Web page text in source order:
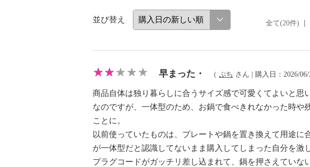
並び替え 全て(20件)
早まった・ （ ぷち さん | 購入日：2026/06/
商品自体は独り暮らしに合うサイズ感で可愛くてよいと思
なのですが、一体型のため、お鍋で食べきれなかった時
ことに。
以前使っていたものは、プレートや鍋を置き換えて用途
が一体型だと認識してないまま購入してしまった自分を激
プラグコードがガッチリ差し込まれて、鍋を押さえてい